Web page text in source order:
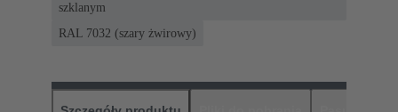
szklanym
RAL 7032 (szary żwirowy)